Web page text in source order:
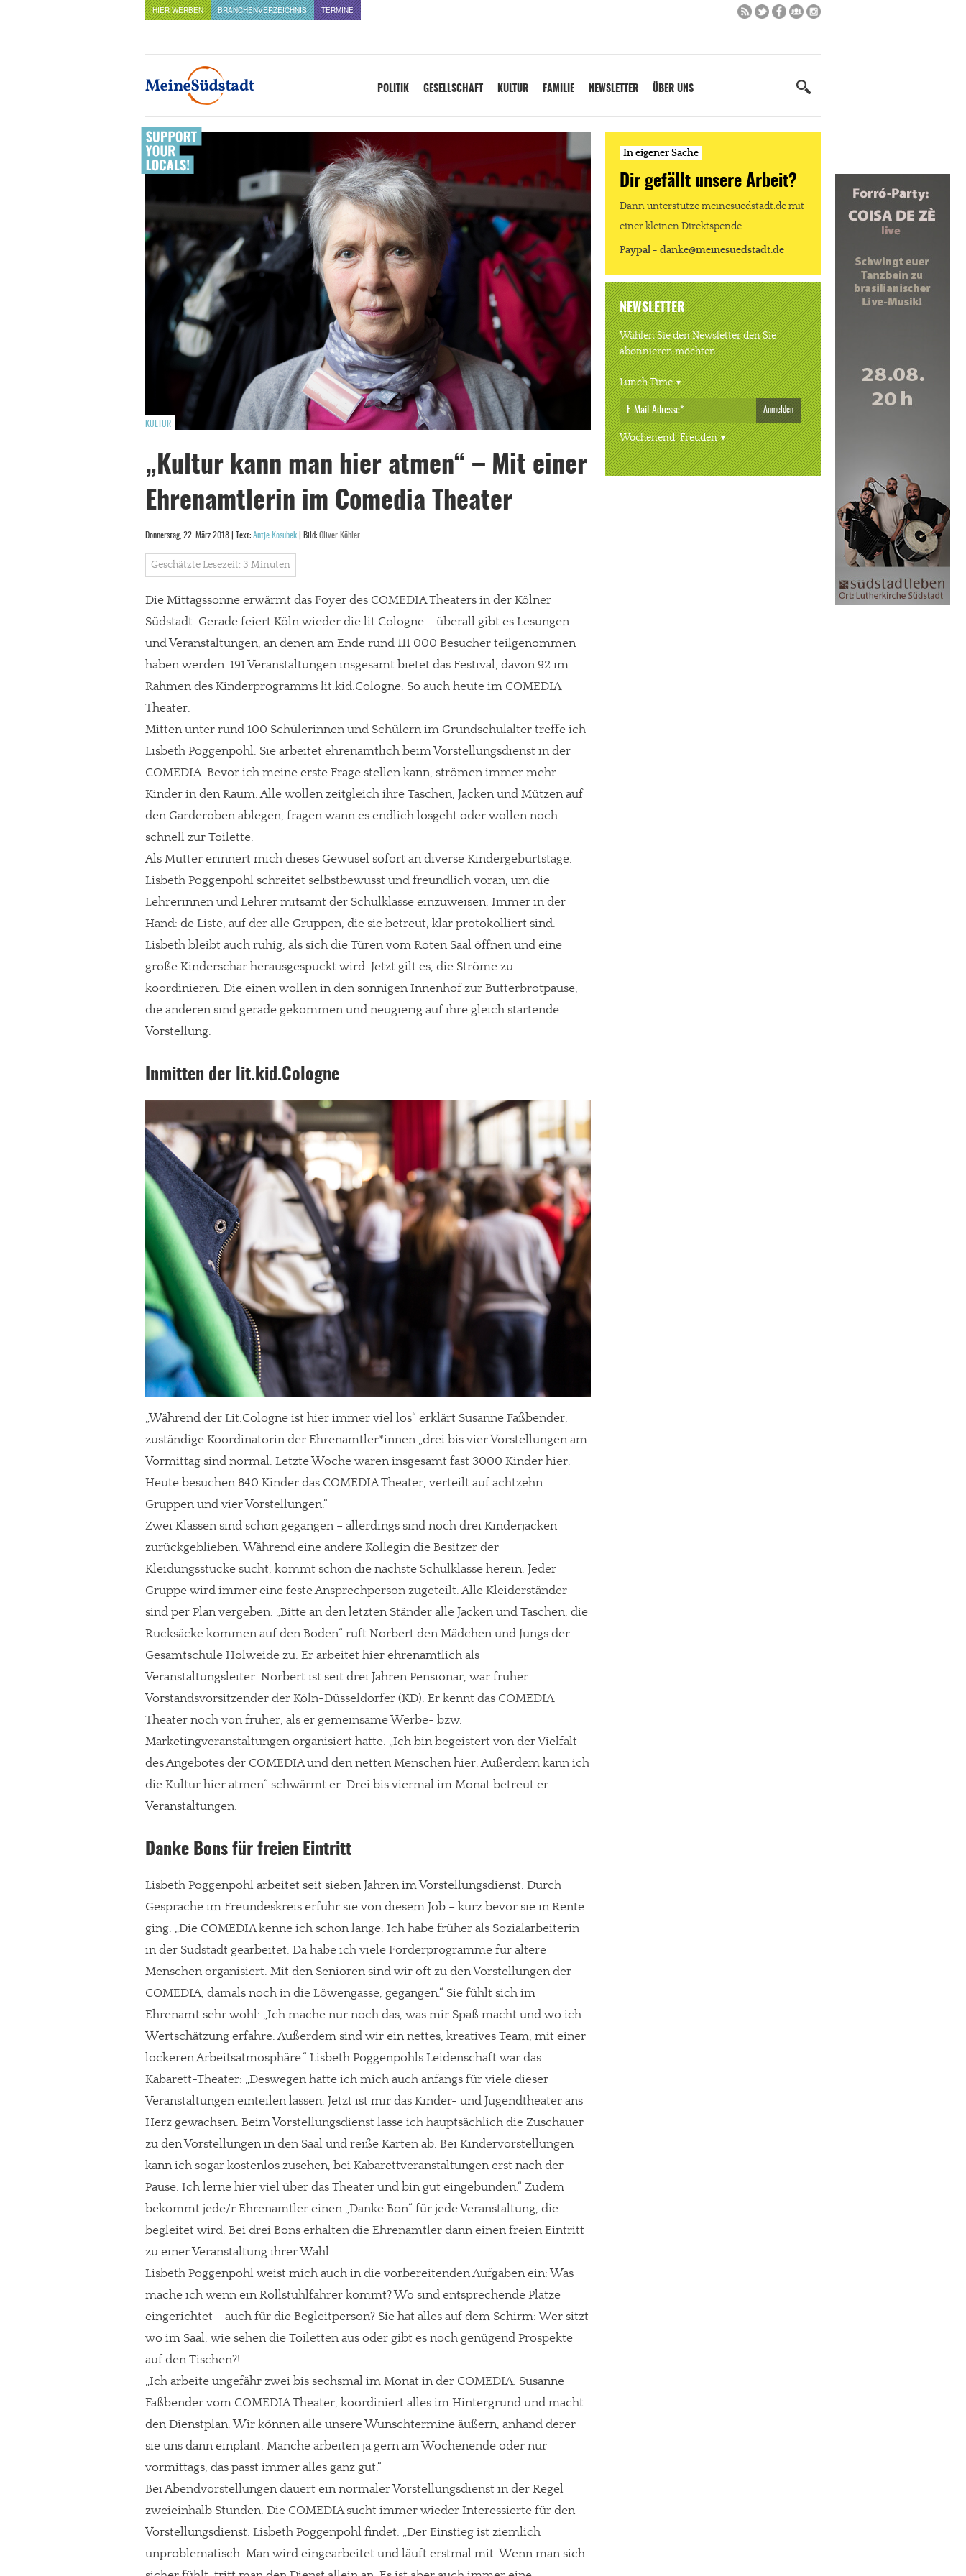
In eigener Sache
Dir gefällt unsere Arbeit?
meinesuedstadt.de finanziert sich durch Partnerprofile und Werbung. Beide Einnahmequellen sind in den letzten Monaten stark zurückgegangen.
Solltest Du unsere unabhängige Berichterstattung schätzen, kannst Du uns mit einer kleinen Spende unterstützen.
Paypal - danke@meinesuedstadt.de
JETZT SPENDEN
HIER WERBEN BRANCHENVERZEICHNIS TERMINE
POLITIK GESELLSCHAFT KULTUR FAMILIE NEWSLETTER ÜBER UNS
KULTUR
„Kultur kann man hier atmen“ – Mit einer
Ehrenamtlerin im Comedia Theater
Donnerstag, 22. März 2018 | Text: Antje Kosubek | Bild: Oliver Köhler
Geschätzte Lesezeit: 3 Minuten
Die Mittagssonne erwärmt das Foyer des COMEDIA Theaters in der Kölner
Südstadt. Gerade feiert Köln wieder die lit.Cologne – überall gibt es Lesungen
und Veranstaltungen, an denen am Ende rund 111 000 Besucher teilgenommen
haben werden. 191 Veranstaltungen insgesamt bietet das Festival, davon 92 im
Rahmen des Kinderprogramms lit.kid.Cologne. So auch heute im COMEDIA
Theater.
Mitten unter rund 100 Schülerinnen und Schülern im Grundschulalter treffe ich
Lisbeth Poggenpohl. Sie arbeitet ehrenamtlich beim Vorstellungsdienst in der
COMEDIA. Bevor ich meine erste Frage stellen kann, strömen immer mehr
Kinder in den Raum. Alle wollen zeitgleich ihre Taschen, Jacken und Mützen auf
den Garderoben ablegen, fragen wann es endlich losgeht oder wollen noch
schnell zur Toilette.
Als Mutter erinnert mich dieses Gewusel sofort an diverse Kindergeburtstage.
Lisbeth Poggenpohl schreitet selbstbewusst und freundlich voran, um die
Lehrerinnen und Lehrer mitsamt der Schulklasse einzuweisen. Immer in der
Hand: de Liste, auf der alle Gruppen, die sie betreut, klar protokolliert sind.
Lisbeth bleibt auch ruhig, als sich die Türen vom Roten Saal öffnen und eine
große Kinderschar herausgespuckt wird. Jetzt gilt es, die Ströme zu
koordinieren. Die einen wollen in den sonnigen Innenhof zur Butterbrotpause,
die anderen sind gerade gekommen und neugierig auf ihre gleich startende
Vorstellung.
Inmitten der lit.kid.Cologne
„Während der Lit.Cologne ist hier immer viel los“ erklärt Susanne Faßbender,
zuständige Koordinatorin der Ehrenamtler*innen „drei bis vier Vorstellungen am
Vormittag sind normal. Letzte Woche waren insgesamt fast 3000 Kinder hier.
Heute besuchen 840 Kinder das COMEDIA Theater, verteilt auf achtzehn
Gruppen und vier Vorstellungen.“
Zwei Klassen sind schon gegangen – allerdings sind noch drei Kinderjacken
zurückgeblieben. Während eine andere Kollegin die Besitzer der
Kleidungsstücke sucht, kommt schon die nächste Schulklasse herein. Jeder
Gruppe wird immer eine feste Ansprechperson zugeteilt. Alle Kleiderständer
sind per Plan vergeben. „Bitte an den letzten Ständer alle Jacken und Taschen, die
Rucksäcke kommen auf den Boden“ ruft Norbert den Mädchen und Jungs der
Gesamtschule Holweide zu. Er arbeitet hier ehrenamtlich als
Veranstaltungsleiter. Norbert ist seit drei Jahren Pensionär, war früher
Vorstandsvorsitzender der Köln-Düsseldorfer (KD). Er kennt das COMEDIA
Theater noch von früher, als er gemeinsame Werbe- bzw.
Marketingveranstaltungen organisiert hatte. „Ich bin begeistert von der Vielfalt
des Angebotes der COMEDIA und den netten Menschen hier. Außerdem kann ich
die Kultur hier atmen“ schwärmt er. Drei bis viermal im Monat betreut er
Veranstaltungen.
Danke Bons für freien Eintritt
Lisbeth Poggenpohl arbeitet seit sieben Jahren im Vorstellungsdienst. Durch
Gespräche im Freundeskreis erfuhr sie von diesem Job – kurz bevor sie in Rente
ging. „Die COMEDIA kenne ich schon lange. Ich habe früher als Sozialarbeiterin
in der Südstadt gearbeitet. Da habe ich viele Förderprogramme für ältere
Menschen organisiert. Mit den Senioren sind wir oft zu den Vorstellungen der
COMEDIA, damals noch in die Löwengasse, gegangen.“ Sie fühlt sich im
Ehrenamt sehr wohl: „Ich mache nur noch das, was mir Spaß macht und wo ich
Wertschätzung erfahre. Außerdem sind wir ein nettes, kreatives Team, mit einer
lockeren Arbeitsatmosphäre.“ Lisbeth Poggenpohls Leidenschaft war das
Kabarett-Theater: „Deswegen hatte ich mich auch anfangs für viele dieser
Veranstaltungen einteilen lassen. Jetzt ist mir das Kinder- und Jugendtheater ans
Herz gewachsen. Beim Vorstellungsdienst lasse ich hauptsächlich die Zuschauer
zu den Vorstellungen in den Saal und reiße Karten ab. Bei Kindervorstellungen
kann ich sogar kostenlos zusehen, bei Kabarettveranstaltungen erst nach der
Pause. Ich lerne hier viel über das Theater und bin gut eingebunden.“ Zudem
bekommt jede/r Ehrenamtler einen „Danke Bon“ für jede Veranstaltung, die
begleitet wird. Bei drei Bons erhalten die Ehrenamtler dann einen freien Eintritt
zu einer Veranstaltung ihrer Wahl.
Lisbeth Poggenpohl weist mich auch in die vorbereitenden Aufgaben ein: Was
mache ich wenn ein Rollstuhlfahrer kommt? Wo sind entsprechende Plätze
eingerichtet – auch für die Begleitperson? Sie hat alles auf dem Schirm: Wer sitzt
wo im Saal, wie sehen die Toiletten aus oder gibt es noch genügend Prospekte
auf den Tischen?!
„Ich arbeite ungefähr zwei bis sechsmal im Monat in der COMEDIA. Susanne
Faßbender vom COMEDIA Theater, koordiniert alles im Hintergrund und macht
den Dienstplan. Wir können alle unsere Wunschtermine äußern, anhand derer
sie uns dann einplant. Manche arbeiten ja gern am Wochenende oder nur
vormittags, das passt immer alles ganz gut.“
Bei Abendvorstellungen dauert ein normaler Vorstellungsdienst in der Regel
zweieinhalb Stunden. Die COMEDIA sucht immer wieder Interessierte für den
Vorstellungsdienst. Lisbeth Poggenpohl findet: „Der Einstieg ist ziemlich
unproblematisch. Man wird eingearbeitet und läuft erstmal mit. Wenn man sich
In eigener Sache
Dir gefällt unsere Arbeit?
Dann unterstütze meinesuedstadt.de mit
einer kleinen Direktspende.
Paypal - danke@meinesuedstadt.de
NEWSLETTER
Wählen Sie den Newsletter den Sie
abonnieren möchten.
Lunch Time
Anmelden
Wochenend-Freuden